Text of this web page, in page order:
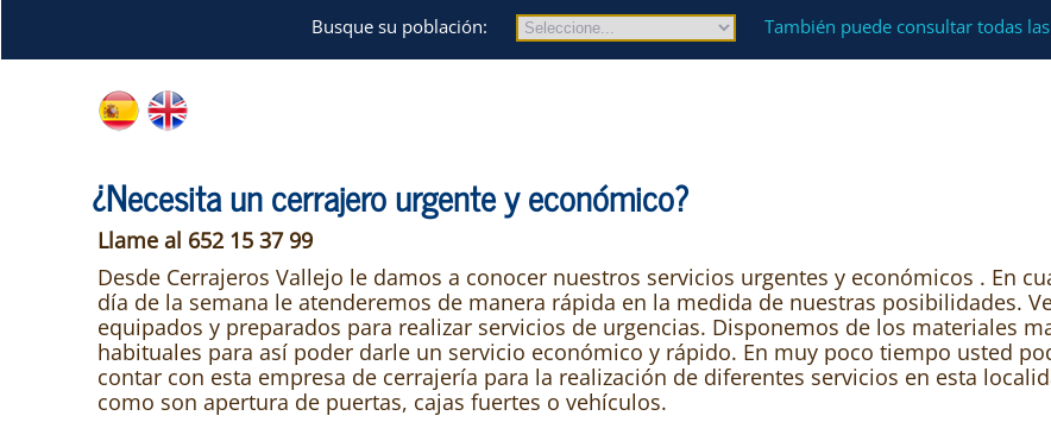
Busque su población: También puede consultar todas
¿Necesita un cerrajero urgente y económico?
Llame al 652 15 37 99
Desde Cerrajeros Vallejo le damos a conocer nuestros servicios urgentes y económicos . En
día de la semana le atenderemos de manera rápida en la medida de nuestras posibilidades.
equipados y preparados para realizar servicios de urgencias. Disponemos de los materiales
habituales para así poder darle un servicio económico y rápido. En muy poco tiempo usted
contar con esta empresa de cerrajería para la realización de diferentes servicios en esta
como son apertura de puertas, cajas fuertes o vehículos.